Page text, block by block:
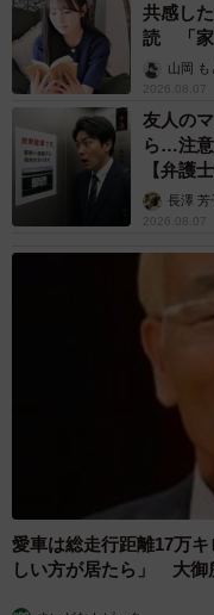
鹿に食べ物等を取ら
す。 pic.twitter.com/
— 川地祥介
共感し
読 「家
山岡 も
2026.08.07
友人の
ら…注意
【弁護
長澤 芳
2026.08.07
愛車は総走行距離17万
しい方が居たら」 大御